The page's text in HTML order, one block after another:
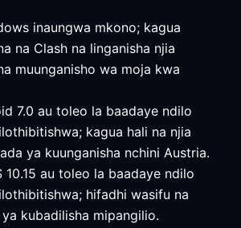
inaungwa mkono; kagua
na Clash na linganisha njia
muunganisho wa moja kwa
7.0 au toleo la baadaye ndilo
kagua hali na njia
ya kuunganisha nchini Austria.
10.15 au toleo la baadaye ndilo
hifadhi wasifu na
kubadilisha mipangilio.